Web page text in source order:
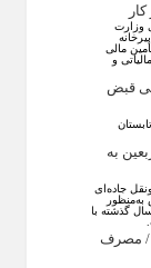
وزارت
مالی
و
قبض
به
جاده‌ای
دستگاه اتوبوس به‌منظور
گذشته با
واردات ۲۵ هزار خودروی کارکرده در سال ۱۴۰۵/ مصرف